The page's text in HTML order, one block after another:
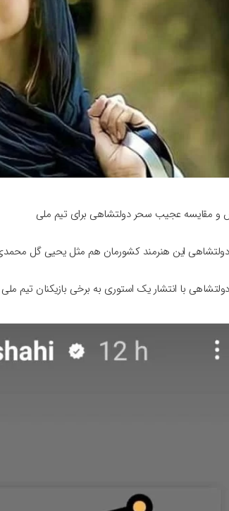
و مقایسه عجیب سحر دولتشاهی برای تیم ملی
این هنرمند کشورمان هم مثل یحیی گل محمدی
با انتشار یک استوری به برخی بازیکنان تیم